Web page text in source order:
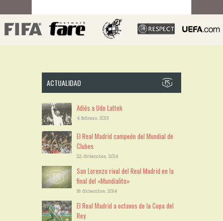
ACTUALIDAD
Adiós a Udo Lattek
4 febrero, 2015
El Real Madrid campeón del Mundial de
Clubes
22 diciembre, 2014
San Lorenzo rival del Real Madrid en la
final del «Mundialito»
18 diciembre, 2014
El Real Madrid a octavos de la Copa del
Rey